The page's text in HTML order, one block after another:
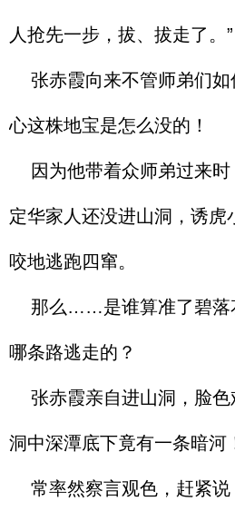
人抢先一步，拔、拔走了。”
张赤霞向来不管师弟们如
心这株地宝是怎么没的！
因为他带着众师弟过来时
定华家人还没进山洞，诱虎
咬地逃跑四窜。
那么……是谁算准了碧落
哪条路逃走的？
张赤霞亲自进山洞，脸色
洞中深潭底下竟有一条暗河
常率然察言观色，赶紧说